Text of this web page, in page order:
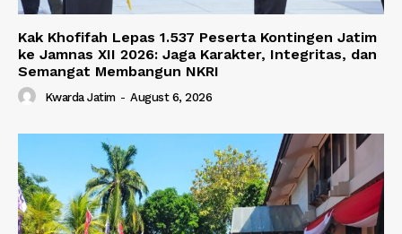
Kak Khofifah Lepas 1.537 Peserta Kontingen Jatim
ke Jamnas XII 2026: Jaga Karakter, Integritas, dan
Semangat Membangun NKRI
Kwarda Jatim - August 6, 2026